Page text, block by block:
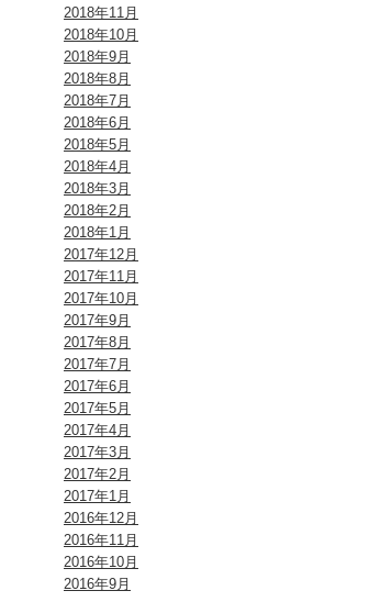
2018年11月
2018年10月
2018年9月
2018年8月
2018年7月
2018年6月
2018年5月
2018年4月
2018年3月
2018年2月
2018年1月
2017年12月
2017年11月
2017年10月
2017年9月
2017年8月
2017年7月
2017年6月
2017年5月
2017年4月
2017年3月
2017年2月
2017年1月
2016年12月
2016年11月
2016年10月
2016年9月